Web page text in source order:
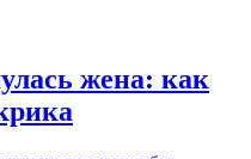
жена: как